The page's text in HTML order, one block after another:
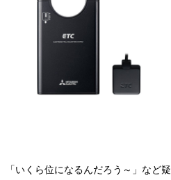
いくら位になるんだろう～」など疑